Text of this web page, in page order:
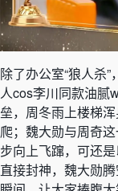
除了办公室“狼人杀
人cos李川同款油腻
垒， 周冬雨上楼梯
爬；魏大勋与周奇
步向上飞蹿，可还
直接封神，魏大勋